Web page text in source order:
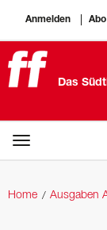
Anmelden Abo
Das
Home Ausgaben